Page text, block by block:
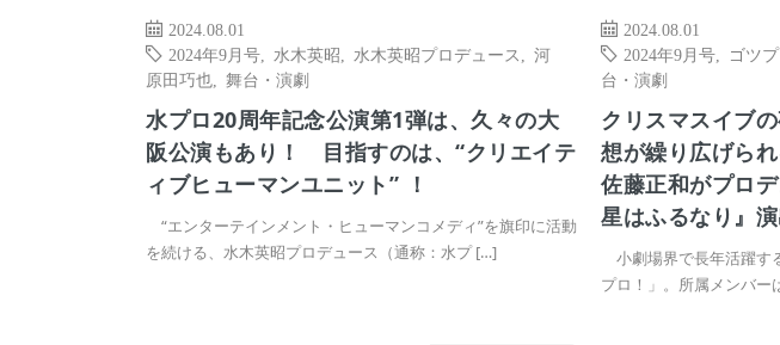
2024.08.01
2024年9月号
水木英昭 水木英昭プロデュース
河
原田巧也
舞台・演劇
水プロ20周年記念公演第1弾は、久々の大
阪公演もあり！ 目指すのは、“クリエイテ
ィブヒューマンユニット” ！
“エンターテインメント・ヒューマンコメディ”を旗印に活動
を続ける、水木英昭プロデュース（通称：水プ […]
2024.08.01
2024年9月号
ゴツプ
台・演劇
クリスマスイブ
想が繰り広げら
佐藤正和がプロ
星はふるなり』
小劇場界で長年活躍す
プロ！」。所属メンバ